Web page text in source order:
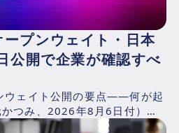
プンウェイト・日本
開で企業が確認すべ
ェイト公開の要点——何が起
つみ、2026年8月6日付）の
Qwen...